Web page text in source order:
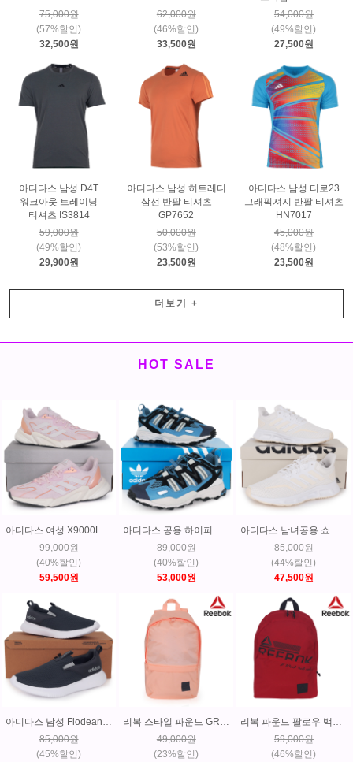
75,000원
(57%할인)
32,500원
62,000원
(46%할인)
33,500원
54,000원
(49%할인)
27,500원
아디다스 남성 D4T
워크아웃 트레이닝
티셔츠 IS3814
59,000원
(49%할인)
29,900원
아디다스 남성 히트레디
삼선 반팔 티셔츠
GP7652
50,000원
(53%할인)
23,500원
아디다스 남성 티로23
그래픽져지 반팔 티셔츠
HN7017
45,000원
(48%할인)
23,500원
더보기 +
HOT SALE
99,000원
(40%할인)
59,500원
89,000원
(40%할인)
53,000원
85,000원
(44%할인)
47,500원
85,000원
(45%할인)
49,000원
(23%할인)
59,000원
(46%할인)